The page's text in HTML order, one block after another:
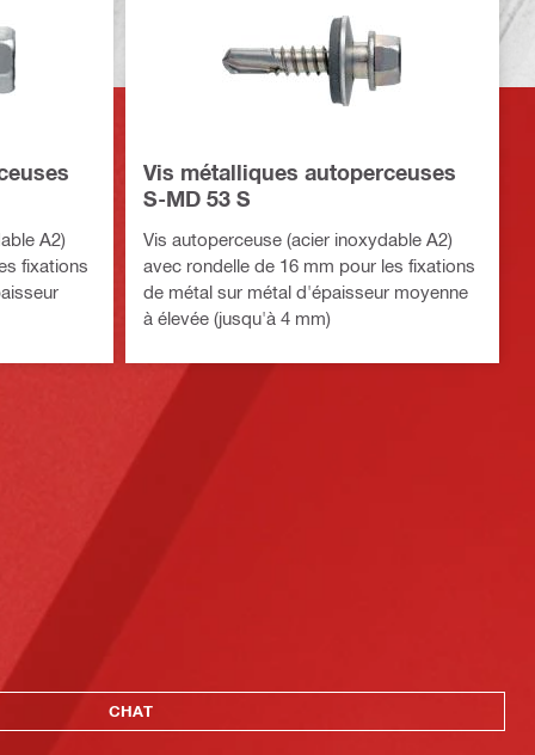
A2)
fixations
Vis métalliques autoperceuses
S-MD 53 S
Vis autoperceuse (acier inoxydable A2)
avec rondelle de 16 mm pour les fixations
de métal sur métal d'épaisseur moyenne
à élevée (jusqu'à 4 mm)
CHAT